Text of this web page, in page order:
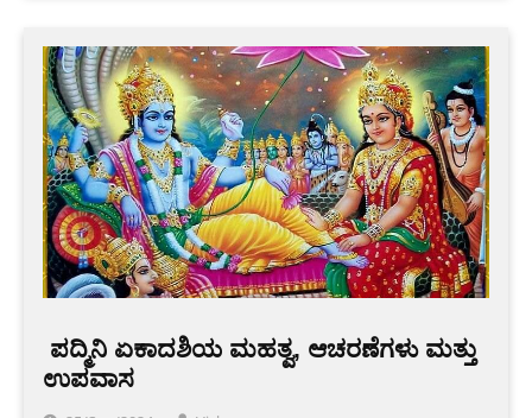
‌ ಪದ್ಮಿನಿ ಏಕಾದಶಿಯ ಮಹತ್ವ, ಆಚರಣೆಗಳು ಮತ್ತು
ಉಪವಾಸ